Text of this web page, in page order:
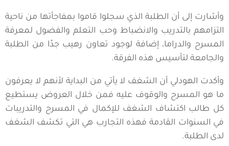
وأشارت إلى أن الطلبة الذي سجلوا قاموا بمفاجأتها من ناحية
التزامهم بالتدريب والانضباط وحب التعلم والفضول لمعرفة
المسرح والدراما، إضافة لوجود تعاون رهيب جدًا من الطلبة
والجامعة لتأسيس هذه الفرقة.
وأكدت الهودلي أن الشغف لا يأتي من البداية لأنهم لا يعرفون
ما هو المسرح والوقوف عليه فمن خلال العروض يستطيع
كل طالب اكتشاف الشغف للإكمال في المسرح والتدريبات
في السنوات القادمة فهذه التجارب هي التي تكشف الشغف
لدى الطلبة.